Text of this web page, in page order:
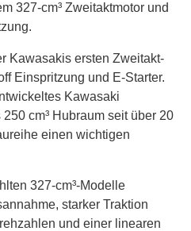
327-cm³ Zweitaktmotor und
Kawasakis ersten Zweitakt-
Einspritzung und E-Starter.
Kawasaki
cm³ Hubraum seit über 20
einen wichtigen
327-cm³-Modelle
starker Traktion
und einer linearen